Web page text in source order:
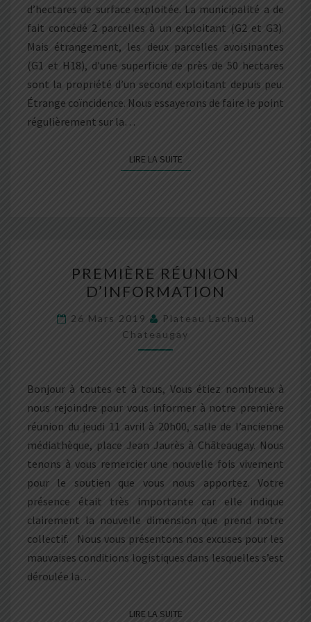
d’hectares de surface exploitée. La municipalité a de
fait concédé 2 parcelles à un exploitant (G2 et G3).
Mais étrangement, les deux parcelles avoisinantes
(G1 et H18), d’une superficie de près de 50 hectares
sont la propriété d’un second exploitant depuis peu.
Étrange coïncidence. Nous essayerons de faire le point
régulièrement sur la…
LIRE LA SUITELIRE LA SUITE
RÉUNION
D’INFORMATION
PREMIÈRE RÉUNION
D’INFORMATION
26 Mars 2019
Plateau Lachaud
Chateaugay
Bonjour à toutes et à tous, Vous étiez nombreux à
nous rejoindre pour vous informer à notre première
réunion du jeudi 11 avril à 20h00, salle de l’ancienne
médiathèque, place Jean Jaurès à Châteaugay. Nous
tenons à vous remercier une nouvelle fois vivement
pour le soutien que vous nous apportez. Votre
présence était très importante car elle indique
clairement la nouvelle dimension que prend notre
collectif. Nous vous présentons nos excuses pour les
mauvaises conditions logistiques dans lesquelles s’est
déroulée la…
LIRE LA SUITELIRE LA SUITE